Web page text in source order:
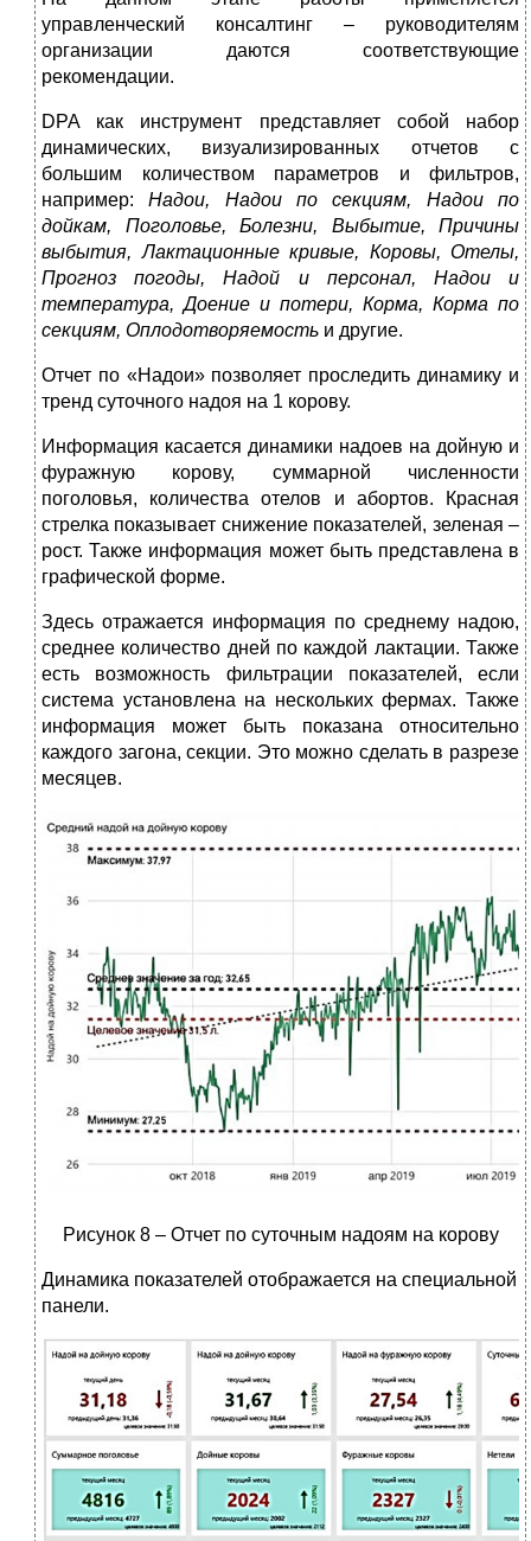
управленческий консалтинг – руководителям
организации даются соответствующие
рекомендации.
DPA как инструмент представляет собой набор
динамических, визуализированных отчетов с
большим количеством параметров и фильтров,
например:Надои, Надои по секциям, Надои
по
дойкам,
Поголовье, Болезни, Выбытие,
Причины
выбытия, Лактационные кривые, Коровы, Отелы,
Прогноз погоды, Надой и персонал, Надои и
температура, Доение и потери, Корма, Корма по
секциям, Оплодотворяемость и другие.
Отчет по «Надои» позволяет проследить динамику и
тренд суточного надоя на 1 корову.
Информация касается динамики надоев на дойную и
фуражную корову, суммарной численности
поголовья, количества отелов и абортов. Красная
стрелка показывает снижение показателей, зеленая –
рост. Также информация может быть представлена в
графической форме.
Здесь отражается информация по среднему надою,
среднее количество дней по каждой лактации. Также
есть возможность фильтрации показателей, если
система установлена на нескольких фермах. Также
информация может быть показана относительно
каждого загона, секции. Это можно сделать в разрезе
месяцев.
Рисунок 8 – Отчет по суточным надоям на корову
Динамика показателей отображается на специальной
панели.